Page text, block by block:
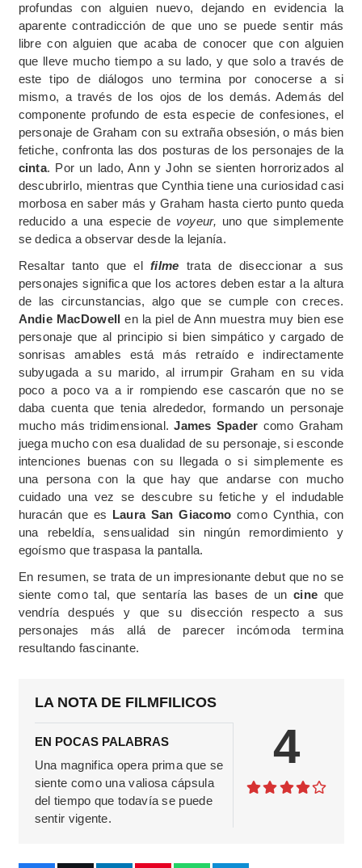
profundas con alguien nuevo, dejando en evidencia la
aparente contradicción de que uno se puede sentir más
libre con alguien que acaba de conocer que con alguien
que lleve mucho tiempo a su lado, y que solo a través de
este tipo de diálogos uno termina por conocerse a si
mismo, a través de los ojos de los demás. Además del
componente profundo de esta especie de confesiones, el
personaje de Graham con su extraña obsesión, o más bien
fetiche, confronta las dos posturas de los personajes de la
cinta. Por un lado, Ann y John se sienten horrorizados al
descubrirlo, mientras que Cynthia tiene una curiosidad casi
morbosa en saber más y Graham hasta cierto punto queda
reducido a una especie de voyeur, uno que simplemente
se dedica a observar desde la lejanía.
Resaltar tanto que elfilme trata de diseccionar a sus
personajes significa que los actores deben estar a la altura
de las circunstancias, algo que se cumple con creces.
Andie MacDowell en la piel de Ann muestra muy bien ese
personaje que al principio si bien simpático y cargado de
sonrisas amables está más retraído e indirectamente
subyugada a su marido, al irrumpir Graham en su vida
poco a poco va a ir rompiendo ese cascarón que no se
daba cuenta que tenia alrededor, formando un personaje
mucho más tridimensional.James Spader como Graham
juega mucho con esa dualidad de su personaje, si esconde
intenciones buenas con su llegada o si simplemente es
una persona con la que hay que andarse con mucho
cuidado una vez se descubre su fetiche y el indudable
huracán que es Laura San Giacomo como Cynthia, con
una rebeldía, sensualidad sin ningún remordimiento y
egoísmo que traspasa la pantalla.
En resumen, se trata de un impresionante debut que no se
siente como tal, que sentaría las bases de uncine que
vendría después y que su disección respecto a sus
personajes más allá de parecer incómoda termina
resultando fascinante.
LA NOTA DE FILMFILICOS
EN POCAS PALABRAS
Una magnifica opera prima que se
siente como una valiosa cápsula
del tiempo que todavía se puede
sentir vigente.
4